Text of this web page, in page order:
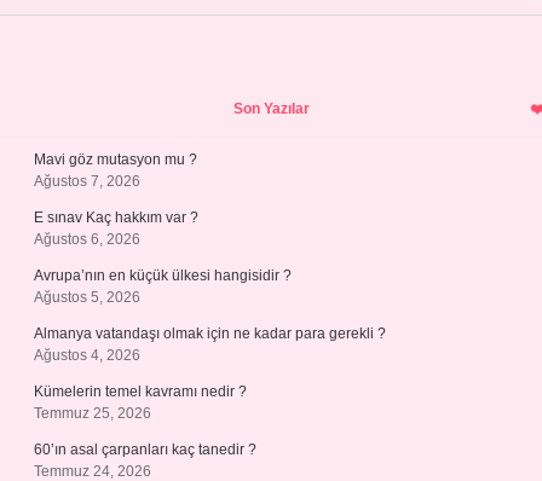
Son Yazılar
Mavi göz mutasyon mu ?
Ağustos 7, 2026
E sınav Kaç hakkım var ?
Ağustos 6, 2026
Avrupa’nın en küçük ülkesi hangisidir ?
Ağustos 5, 2026
Almanya vatandaşı olmak için ne kadar para gerekli ?
Ağustos 4, 2026
Kümelerin temel kavramı nedir ?
Temmuz 25, 2026
60’ın asal çarpanları kaç tanedir ?
Temmuz 24, 2026